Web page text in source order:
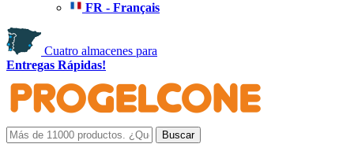
FR - Français
Cuatro almacenes para
Entregas Rápidas!